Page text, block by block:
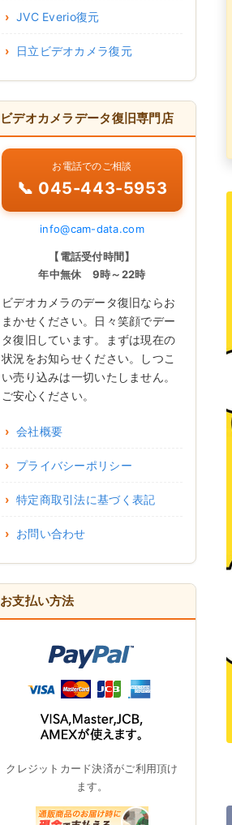
JVC Everio復元
日立ビデオカメラ復元
ビデオカメラデータ復旧専門店
お電話でのご相談
📞 045-443-5953
info@cam-data.com
【電話受付時間】
年中無休 9時～22時
ビデオカメラのデータ復旧ならお
まかせください。日々笑顔でデー
タ復旧しています。まずは現在の
状況をお知らせください。しつこ
い売り込みは一切いたしません。
ご安心ください。
会社概要
プライバシーポリシー
特定商取引法に基づく表記
お問い合わせ
お支払い方法
クレジットカード決済がご利用頂け
ます。